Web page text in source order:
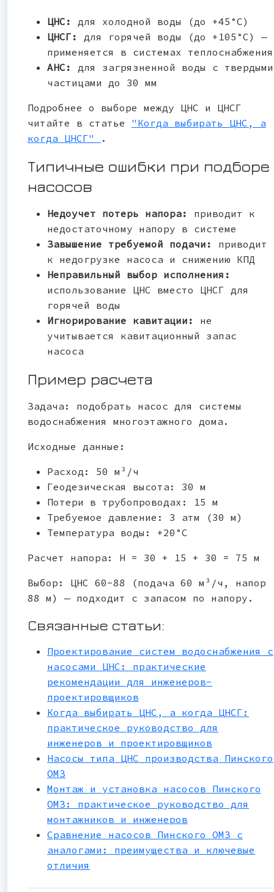
ЦНС: для холодной воды (до +45°С)
ЦНСГ: для горячей воды (до +105°С) —
применяется в системах теплоснабжения
АНС: для загрязненной воды с твердыми
частицами до 30 мм
Подробнее о выборе между ЦНС и ЦНСГ
читайте в статье "Когда выбирать ЦНС, а
когда ЦНСГ"
.
Типичные ошибки при подборе
насосов
Недоучет потерь напора: приводит к
недостаточному напору в системе
Завышение требуемой подачи: приводит
к недогрузке насоса и снижению КПД
Неправильный выбор исполнения:
использование ЦНС вместо ЦНСГ для
горячей воды
Игнорирование кавитации: не
учитывается кавитационный запас
насоса
Пример расчета
Задача: подобрать насос для системы
водоснабжения многоэтажного дома.
Исходные данные:
Расход: 50 м³/ч
Геодезическая высота: 30 м
Потери в трубопроводах: 15 м
Требуемое давление: 3 атм (30 м)
Температура воды: +20°С
Расчет напора: H = 30 + 15 + 30 = 75 м
Выбор: ЦНС 60-88 (подача 60 м³/ч, напор
88 м) — подходит с запасом по напору.
Связанные статьи:
Проектирование систем водоснабжения с
насосами ЦНС: практические
рекомендации для инженеров-
проектировщиков
Когда выбирать ЦНС, а когда ЦНСГ:
практическое руководство для
инженеров и проектировщиков
Насосы типа ЦНС производства Пинского
ОМЗ
Монтаж и установка насосов Пинского
ОМЗ: практическое руководство для
монтажников и инженеров
Сравнение насосов Пинского ОМЗ с
аналогами: преимущества и ключевые
отличия